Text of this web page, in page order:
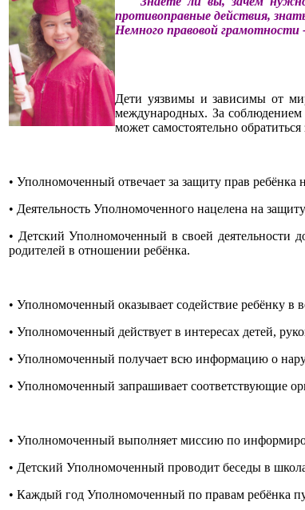
противоправные действия,
Немного правовой грамотности
Дети уязвимы и зависимы от
международных. За
может самостоятельно
• Уполномоченный отвечает за защиту прав
• Деятельность Уполномоченного нацелена на
• Детский Уполномоченный в своей деятельности
родителей в отношении ребёнка.
• Уполномоченный оказывает содействие ребёнку в
• Уполномоченный действует в интересах детей,
• Уполномоченный получает всю информацию о
• Уполномоченный запрашивает соответствующие
• Уполномоченный выполняет миссию по
• Детский Уполномоченный проводит беседы в
• Каждый год Уполномоченный по правам ребёнка